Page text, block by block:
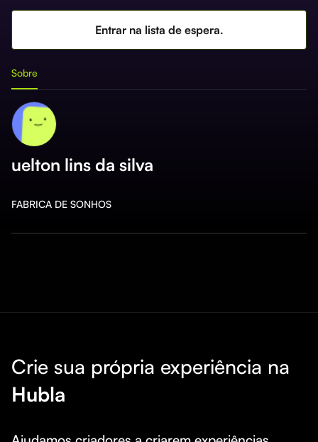
Entrar na lista de espera.
Sobre
uelton lins da silva
FABRICA DE SONHOS
Crie sua própria experiência na
Hubla